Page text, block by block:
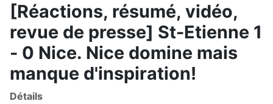
[Réactions, résumé, vidéo,
revue de presse] St-Etienne 1
- 0 Nice. Nice domine mais
manque d'inspiration!
Détails